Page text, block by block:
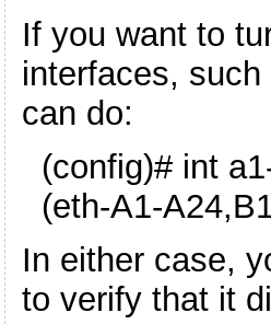
If you want to
interfaces,
can do:
(config)# int
(eth-A1-
In either case,
to verify that it